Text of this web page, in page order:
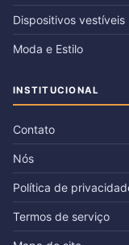
Dispositivos vestíveis
Moda e Estilo
INSTITUCIONAL
Contato
Nós
Política de
Termos de serviço